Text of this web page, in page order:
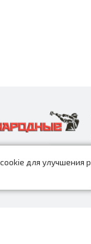
для улучшения